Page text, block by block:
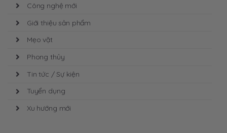
Công nghệ mới
Giới thiệu sản phẩm
Mẹo vặt
Phong thủy
Tin tức / Sự kiện
Tuyển dụng
Xu hướng mới